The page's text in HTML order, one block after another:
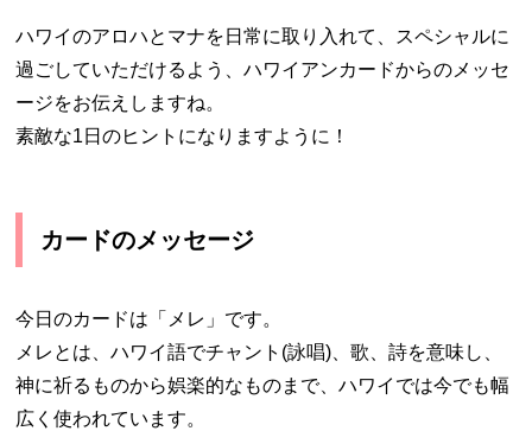
ハワイのアロハとマナを日常に取り入れて、スペシャルに
過ごしていただけるよう、ハワイアンカードからのメッセ
ージをお伝えしますね。
素敵な1日のヒントになりますように！
カードのメッセージ
今日のカードは「メレ」です。
メレとは、ハワイ語でチャント(詠唱)、歌、詩を意味し、
神に祈るものから娯楽的なものまで、ハワイでは今でも幅
広く使われています。